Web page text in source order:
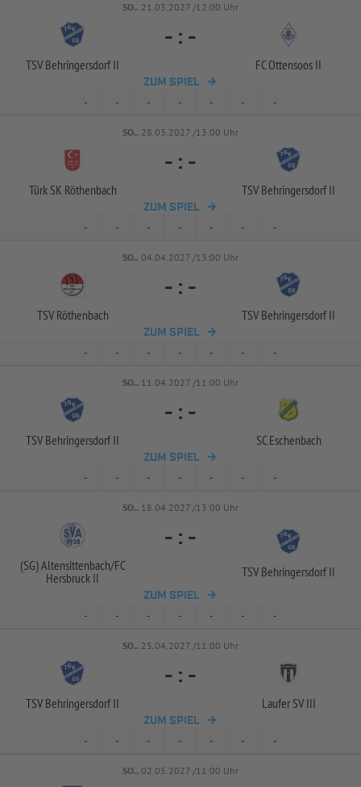
SO.. 21.03.2027 /12:00 Uhr
TSV Behringersdorf II
- : -
FC Ottensoos II
ZUM SPIEL
- - - - - - -
SO.. 28.03.2027 /13:00 Uhr
Türk SK Röthenbach
- : -
TSV Behringersdorf II
ZUM SPIEL
- - - - - - -
SO.. 04.04.2027 /13:00 Uhr
TSV Röthenbach
- : -
TSV Behringersdorf II
ZUM SPIEL
- - - - - - -
SO.. 11.04.2027 /11:00 Uhr
TSV Behringersdorf II
- : -
SC Eschenbach
ZUM SPIEL
- - - - - - -
SO.. 18.04.2027 /13:00 Uhr
(SG) Altensittenbach/FC
Hersbruck II
- : -
TSV Behringersdorf II
ZUM SPIEL
- - - - - - -
SO.. 25.04.2027 /11:00 Uhr
TSV Behringersdorf II
- : -
Laufer SV III
ZUM SPIEL
- - - - - - -
SO.. 02.05.2027 /11:00 Uhr